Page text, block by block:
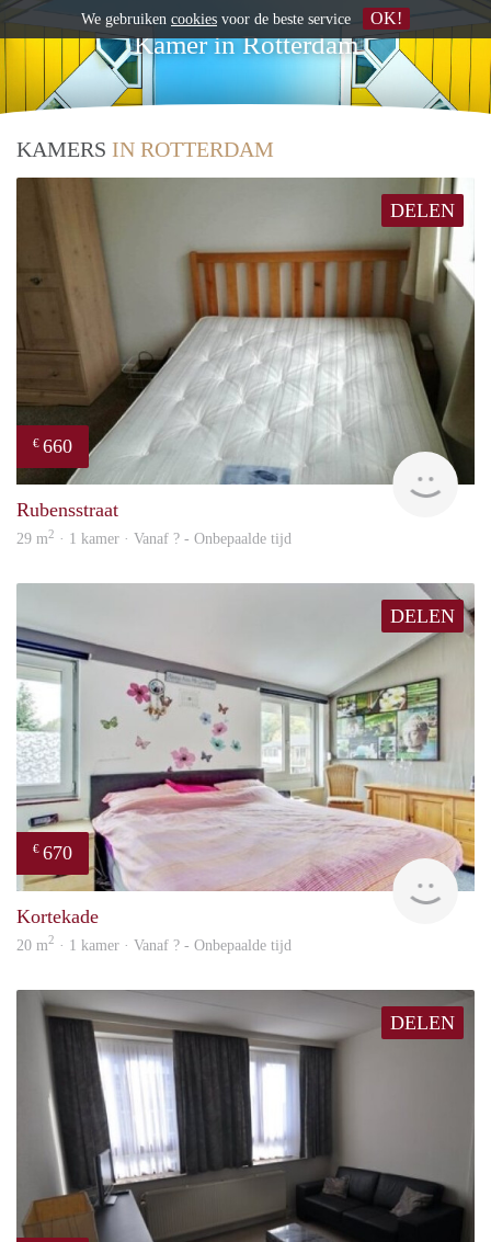
Kamer in Rotterdam
KAMERS IN ROTTERDAM
DELEN
€ 660
Rubensstraat
29 m2 · 1 kamer · Vanaf ? - Onbepaalde tijd
DELEN
€ 670
rent
Kortekade
20 m2 · 1 kamer · Vanaf ? - Onbepaalde tijd
DELEN
We gebruiken cookies voor de beste service OK!